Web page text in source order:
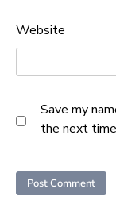
Website
Save my
the next